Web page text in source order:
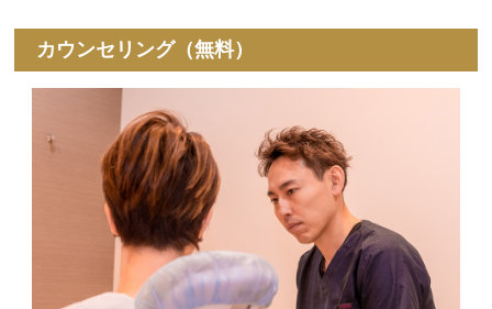
カウンセリング（無料）